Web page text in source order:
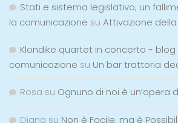
Stati e sistema legislativo; un
la comunicazione su Attivazione
Klondike quartet in concerto - blog
comunicazione su Un bar trattoria
Rosa su Ognuno di noi è un’opera
Diana su Non è Facile, ma è